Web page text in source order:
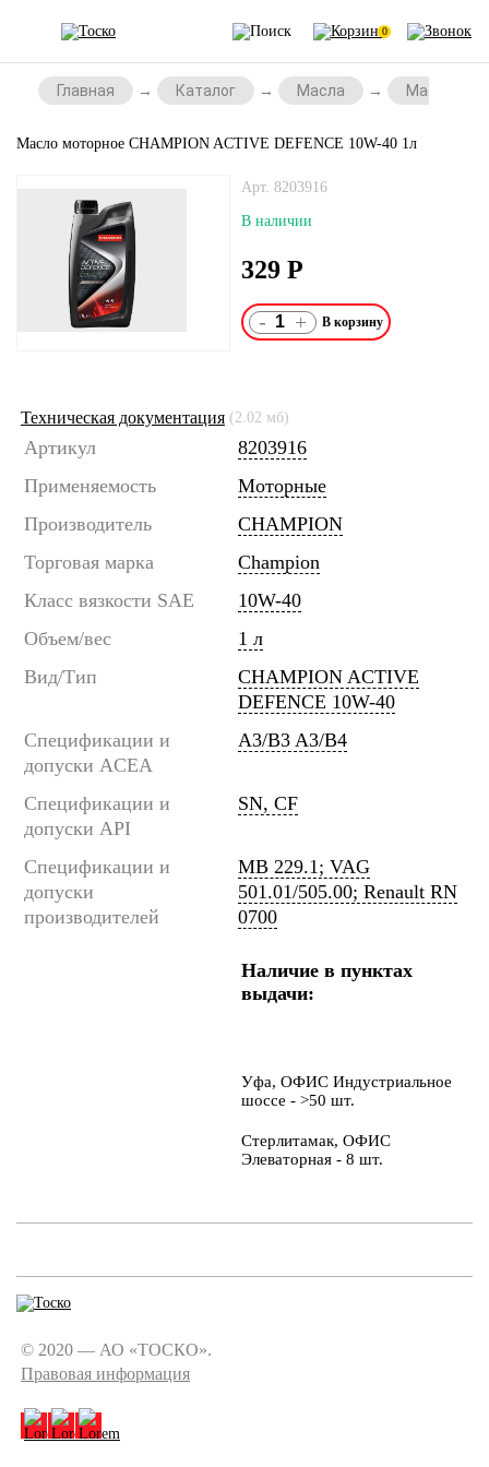
0
Главная Каталог Масла Масла для
Масло моторное CHAMPION ACTIVE DEFENCE 10W-40 1л
Арт. 8203916
В наличии
329 Р
- +
Техническая документация (2.02 мб)
Артикул
8203916
Применяемость
Моторные
Производитель
CHAMPION
Торговая марка
Champion
Класс вязкости SAE
10W-40
Объем/вес
1 л
Вид/Тип
CHAMPION ACTIVE
DEFENCE 10W-40
Спецификации и
допуски ACEA
A3/B3 A3/B4
Спецификации и
допуски API
SN, CF
Спецификации и
допуски
производителей
MB 229.1; VAG
501.01/505.00; Renault RN
0700
Наличие в пунктах
выдачи:
Уфа, ОФИС Индустриальное
шоссе - >50 шт.
Стерлитамак, ОФИС
Элеваторная - 8 шт.
© 2020 — АО «ТОСКО».
Правовая информация